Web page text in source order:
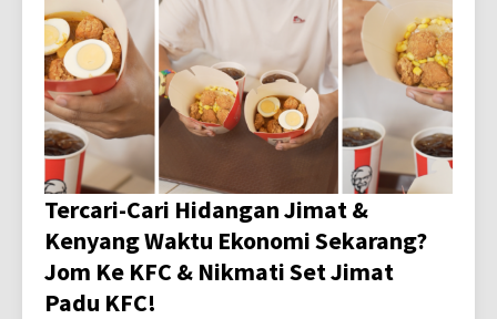
Tercari-Cari Hidangan Jimat &
Kenyang Waktu Ekonomi Sekarang?
Jom Ke KFC & Nikmati Set Jimat
Padu KFC!